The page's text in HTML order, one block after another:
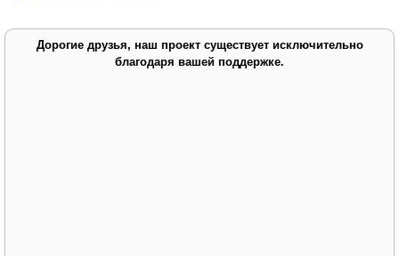
Дорогие друзья, наш проект существует исключительно
благодаря вашей поддержке.